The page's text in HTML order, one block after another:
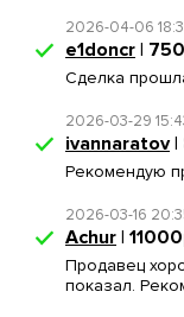
2026-04-06
e1doncr |
Сделка
2026-03-29
ivannaratov|
Рекомендую
2026-03-16
Achur |
Продавец
показал.